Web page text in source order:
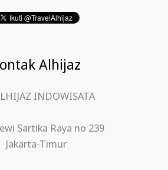
Alhijaz
INDOWISATA
Sartika Raya no 239
Jakarta-Timur